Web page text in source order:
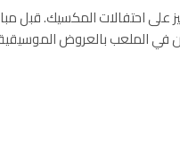
على احتفالات المكسيك. قبل
في الملعب بالعروض